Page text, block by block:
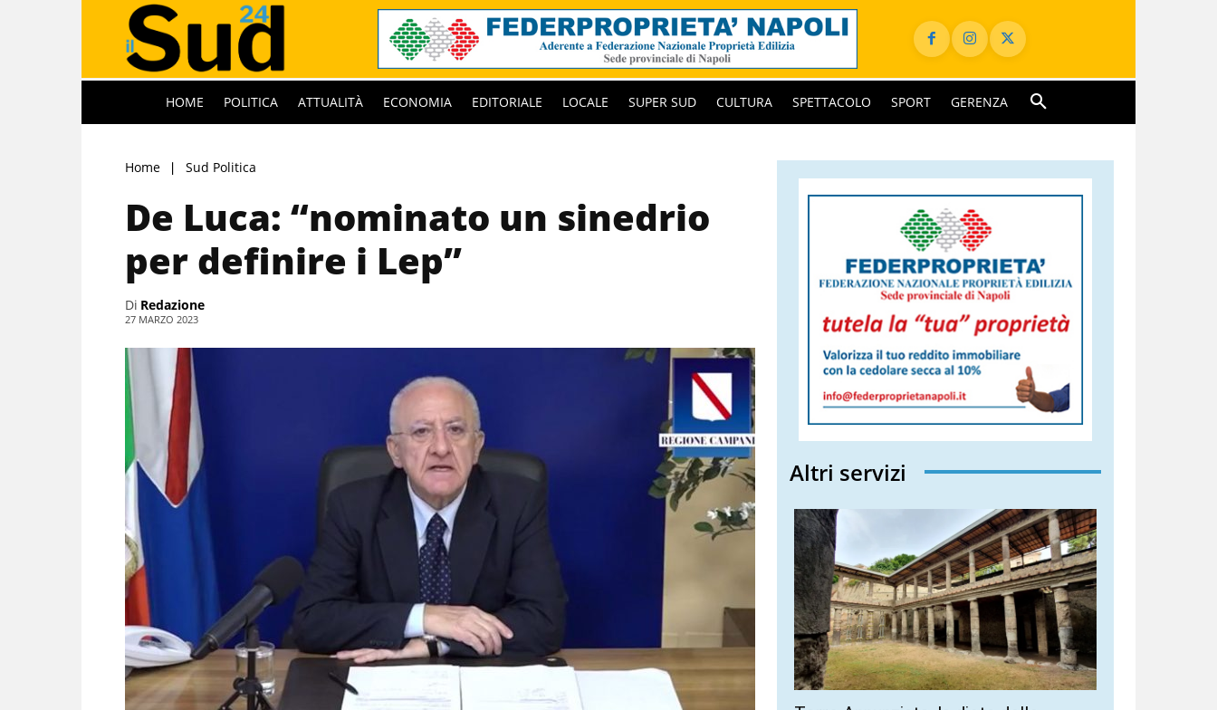
HOME POLITICA ATTUALITÀ ECONOMIA EDITORIALE LOCALE SUPER SUD CULTURA SPETTACOLO SPORT GERENZA
Home Sud Politica
De Luca: “nominato un sinedrio
per definire i Lep”
Di Redazione
27 MARZO 2023
Altri servizi